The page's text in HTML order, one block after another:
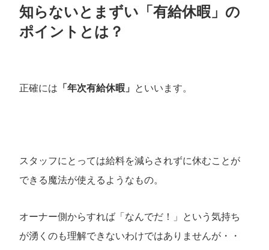
知らないとまずい「有給休暇」の
ポイントとは？
正確には 「年次有給休暇」 といいます。
スタッフにとっては給料を減らされずに休むことが
できる魔法が使えるようなもの。
オーナー側からすれば「なんでだ！」という気持ち
が湧くのも理解できないわけではありませんが・・